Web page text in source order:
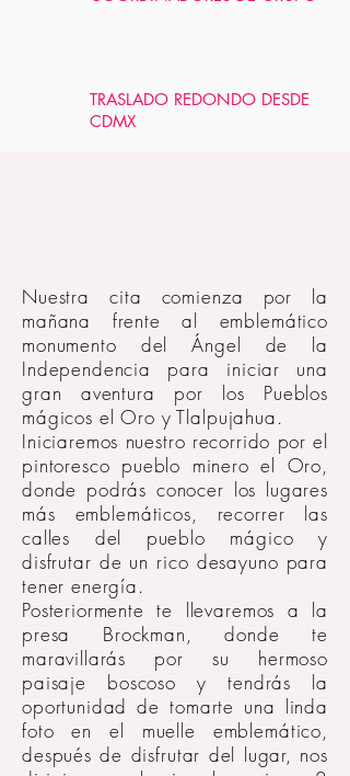
TRASLADO REDONDO DESDE
CDMX
Nuestra cita comienza por la
mañana frente al emblemático
monumento del Ángel de la
Independencia para iniciar una
gran aventura por los Pueblos
mágicos el Oro y Tlalpujahua.
Iniciaremos nuestro recorrido por el
pintoresco pueblo minero el Oro,
donde podrás conocer los lugares
más emblemáticos, recorrer las
calles del pueblo mágico y
disfrutar de un rico desayuno para
tener energía.
Posteriormente te llevaremos a la
presa Brockman, donde te
maravillarás por su hermoso
paisaje boscoso y tendrás la
oportunidad de tomarte una linda
foto en el muelle emblemático,
después de disfrutar del lugar, nos